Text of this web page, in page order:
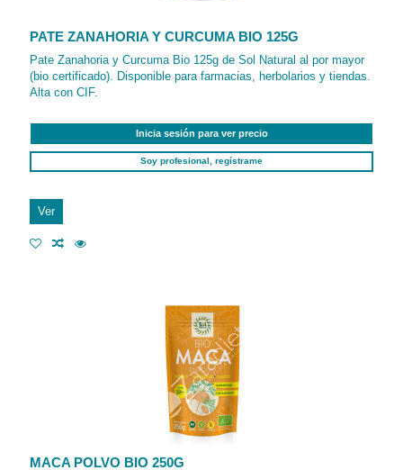
PATE ZANAHORIA Y CURCUMA BIO 125G
Pate Zanahoria y Curcuma Bio 125g de Sol Natural al por mayor
(bio certificado). Disponible para farmacias, herbolarios y tiendas.
Alta con CIF.
Inicia sesión para ver precio
Soy profesional, regístrame
Ver
MACA POLVO BIO 250G